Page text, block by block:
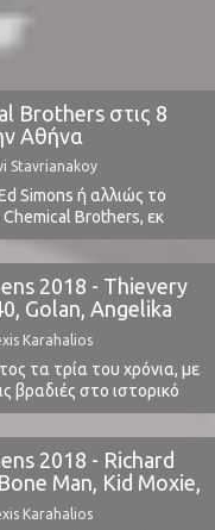
Brothers στις 8
Αθήνα
Stavrianakoy
Simons ή αλλιώς το
Brothers, εκ
θα βρεθεί στην Αθήνα
βραδιά στις 8 του
αυτό δίδυμο έχει
από το 1992 ως οι
όνομα που, ενώ ...
2018 - Thievery
Golan, Angelika
(Day 2)
Karahalios
τα τρία του χρόνια, με
βραδιές στο ιστορικό
σφραγίδα του στον
φεστιβάλ. Το
ραντεβού του, έδωσε
παρουσιάσει τις
του για κάθε
άρεσαν ...
2018 - Richard
Man, Kid Moxie,
(Day 1)
Karahalios